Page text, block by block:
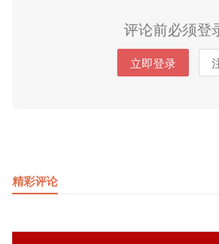
评论前必须登
立即登录
精彩评论